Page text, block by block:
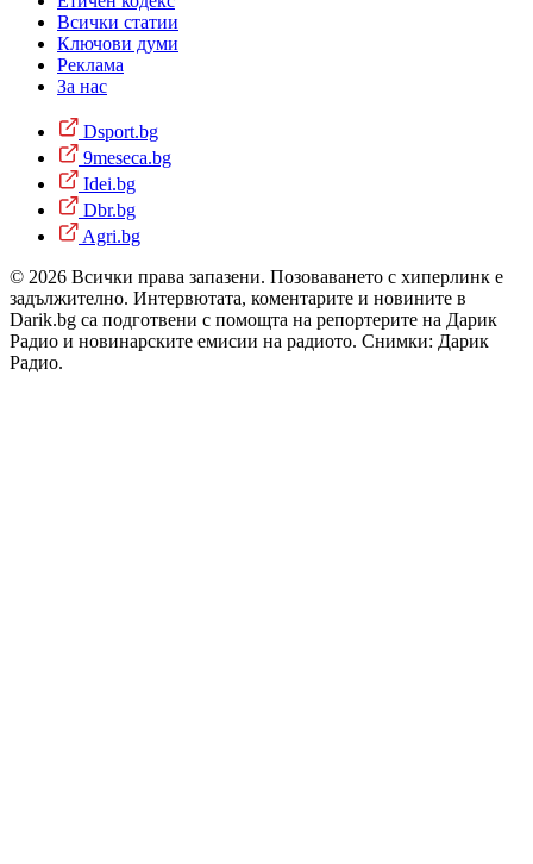
Всички статии
Ключови думи
Реклама
За нас
Dsport.bg
9meseca.bg
Idei.bg
Dbr.bg
Agri.bg
© 2026 Всички права запазени. Позоваването с хиперлинк е
задължително. Интервютата, коментарите и новините в
Darik.bg са подготвени с помощта на репортерите на Дарик
Радио и новинарските емисии на радиото. Снимки: Дарик
Радио.